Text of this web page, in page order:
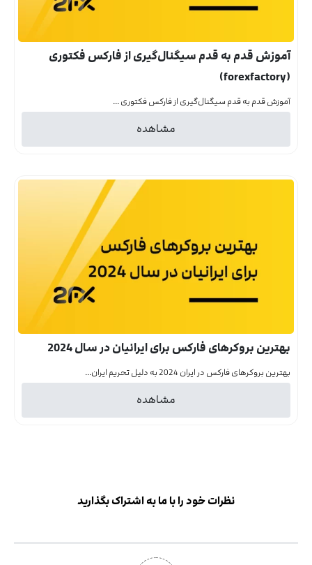
آموزش قدم به قدم سیگنال‌گیری از فارکس فکتوری
(forexfactory)
آموزش قدم به قدم سیگنال‌گیری از فارکس فکتوری ...
مشاهده
بهترین بروکرهای فارکس برای ایرانیان در سال 2024
بهترین بروکرهای فارکس در ایران 2024 به دلیل تحریم ایران...
مشاهده
نظرات خود را با ما به اشتراک بگذارید